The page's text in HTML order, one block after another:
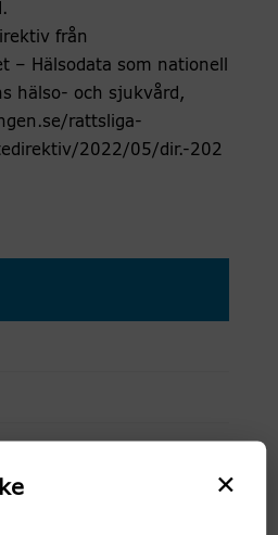
från
– Hälsodata som nationell
hälso- och sjukvård,
rattsliga-
2022/05/dir.-202
×